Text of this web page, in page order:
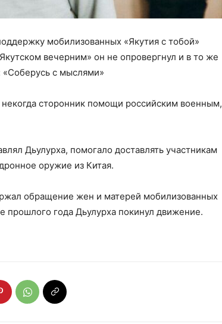
мобилизованных «Якутия с тобой»
вечерним» он не опровергнул и в то же
«Соберусь с мыслями»
сторонник помощи российским военным,
Дьулурха, помогало доставлять участникам
оружие из Китая.
обращение жен и матерей мобилизованных
прошлого года Дьулурха покинул движение.